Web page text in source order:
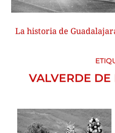
La historia de
VALVERDE DE